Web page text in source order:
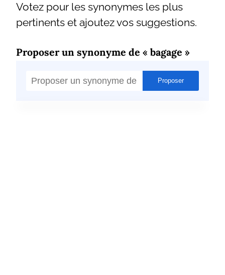
Votez pour les synonymes les plus
pertinents et ajoutez vos suggestions.
Proposer un synonyme de « bagage »